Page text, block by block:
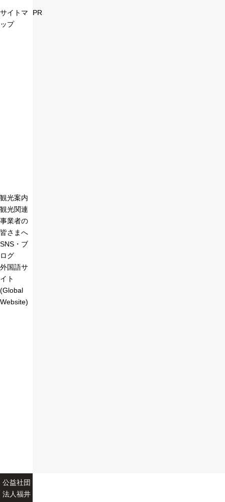
サイトマ
ップ
観光案内
観光関連
事業者の
皆さまへ
SNS・ブ
ログ
外国語サ
イト
(Global
Website)
PR
公益社団
法人福井